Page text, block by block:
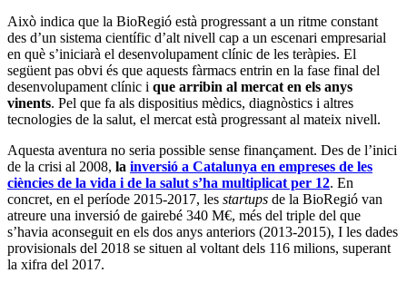
Això indica que la BioRegió està progressant a un ritme constant
des d’un sistema científic d’alt nivell cap a un escenari empresarial
en què s’iniciarà el desenvolupament clínic de les teràpies. El
següent pas obvi és que aquests fàrmacs entrin en la fase final del
desenvolupament clínic i que arribin al mercat en els anys
vinents. Pel que fa als dispositius mèdics, diagnòstics i altres
tecnologies de la salut, el mercat està progressant al mateix nivell.
Aquesta aventura no seria possible sense finançament. Des de l’inici
de la crisi al 2008, la inversió a Catalunya en empreses de les
ciències de la vida i de la salut s’ha multiplicat per 12. En
concret, en el període 2015-2017, les startups de la BioRegió van
atreure una inversió de gairebé 340 M€, més del triple del que
s’havia aconseguit en els dos anys anteriors (2013-2015), I les dades
provisionals del 2018 se situen al voltant dels 116 milions, superant
la xifra del 2017.